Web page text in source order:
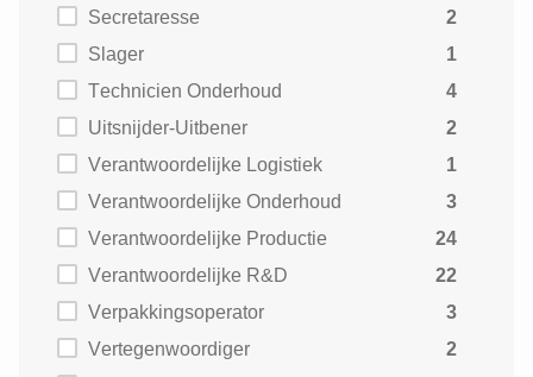
Secretaresse
2
Slager
1
Technicien Onderhoud
4
Uitsnijder-Uitbener
2
Verantwoordelijke Logistiek
1
Verantwoordelijke Onderhoud
3
Verantwoordelijke Productie
24
Verantwoordelijke R&D
22
Verpakkingsoperator
3
Vertegenwoordiger
2